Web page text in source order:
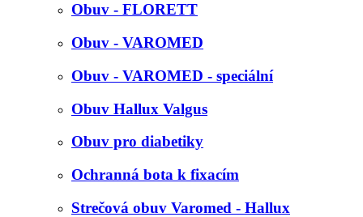
Obuv - FLORETT
Obuv - VAROMED
Obuv - VAROMED - speciální
Obuv Hallux Valgus
Obuv pro diabetiky
Ochranná bota k fixacím
Strečová obuv Varomed - Hallux